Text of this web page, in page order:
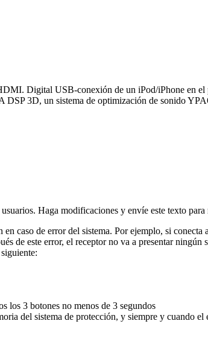
Digital USB-conexión de un iPod/iPhone en
3D, un sistema de optimización de sonido
Haga modificaciones y envíe este texto para
caso de error del sistema. Por ejemplo, si
de este error, el receptor no va a presentar
los 3 botones no menos de 3 segundos
del sistema de protección, y siempre y cuando